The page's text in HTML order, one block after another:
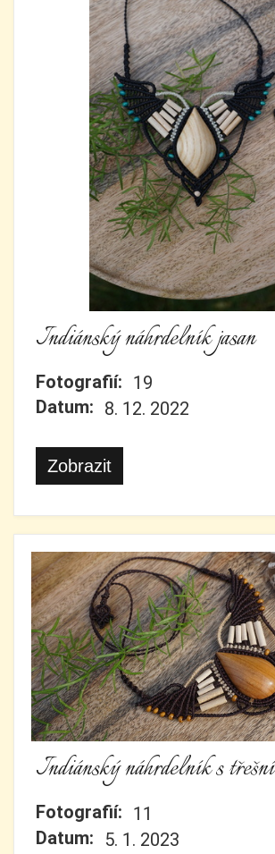
Indiánský náhrdelník jasan
Fotografií: 19
Datum: 8. 12. 2022
Zobrazit
Indiánský náhrdelník s třešní
Fotografií: 11
Datum:
5. 1. 2023